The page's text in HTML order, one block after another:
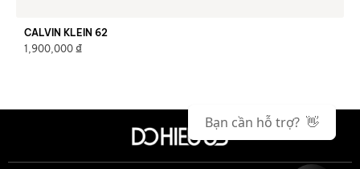
CALVIN KLEIN 62
1,900,000 ₫
Bạn cần hỗ trợ? 👋